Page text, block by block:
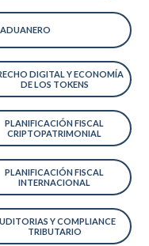
DIGITAL Y ECONOMÍA
DE LOS TOKENS
PLANIFICACIÓN FISCAL
CRIPTOPATRIMONIAL
PLANIFICACIÓN FISCAL
INTERNACIONAL
Y COMPLIANCE
TRIBUTARIO